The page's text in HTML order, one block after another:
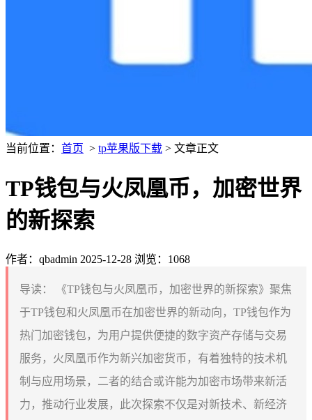
当前位置： 首页 > tp苹果版下载 > 文章正文
TP钱包与火凤凰币，加密世界
的新探索
作者：qbadmin 2025-12-28 浏览：1068
导读：
《TP钱包与火凤凰币，加密世界的新探索》聚焦
于TP钱包和火凤凰币在加密世界的新动向，TP钱包作为
热门加密钱包，为用户提供便捷的数字资产存储与交易
服务，火凤凰币作为新兴加密货币，有着独特的技术机
制与应用场景，二者的结合或许能为加密市场带来新活
力，推动行业发展，此次探索不仅是对新技术、新经济